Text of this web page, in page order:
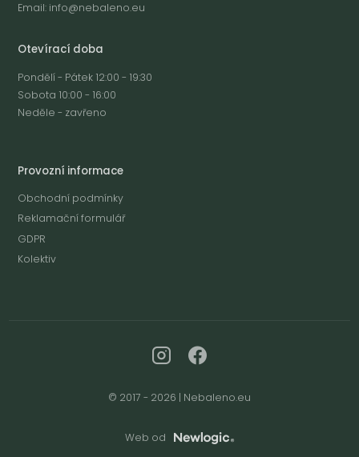
Email: info@nebaleno.eu
Otevírací doba
Pondělí - Pátek 12:00 - 19:30
Sobota 10:00 - 16:00
Neděle - zavřeno
Provozní informace
Obchodní podmínky
Reklamační formulář
GDPR
Kolektiv
© 2017 - 2026 | Nebaleno.eu
Web od